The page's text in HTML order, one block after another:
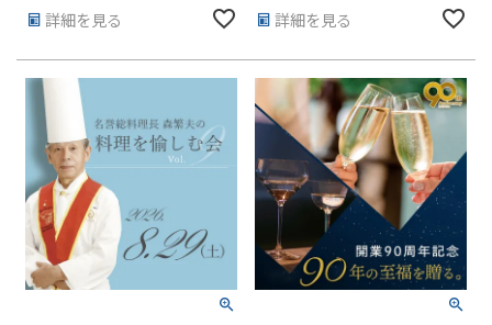
詳細を見る 詳細を見る